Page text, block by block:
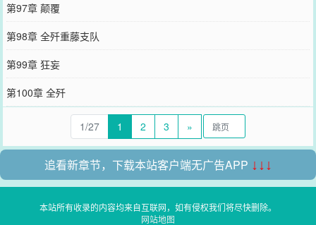
第97章 颠覆
第98章 全歼重藤支队
第99章 狂妄
第100章 全歼
1/27 1 2 3 »
追看新章节，下载本站客户端无广告APP ↓↓↓
本站所有收录的内容均来自互联网，如有侵权我们将尽快删除。
网站地图